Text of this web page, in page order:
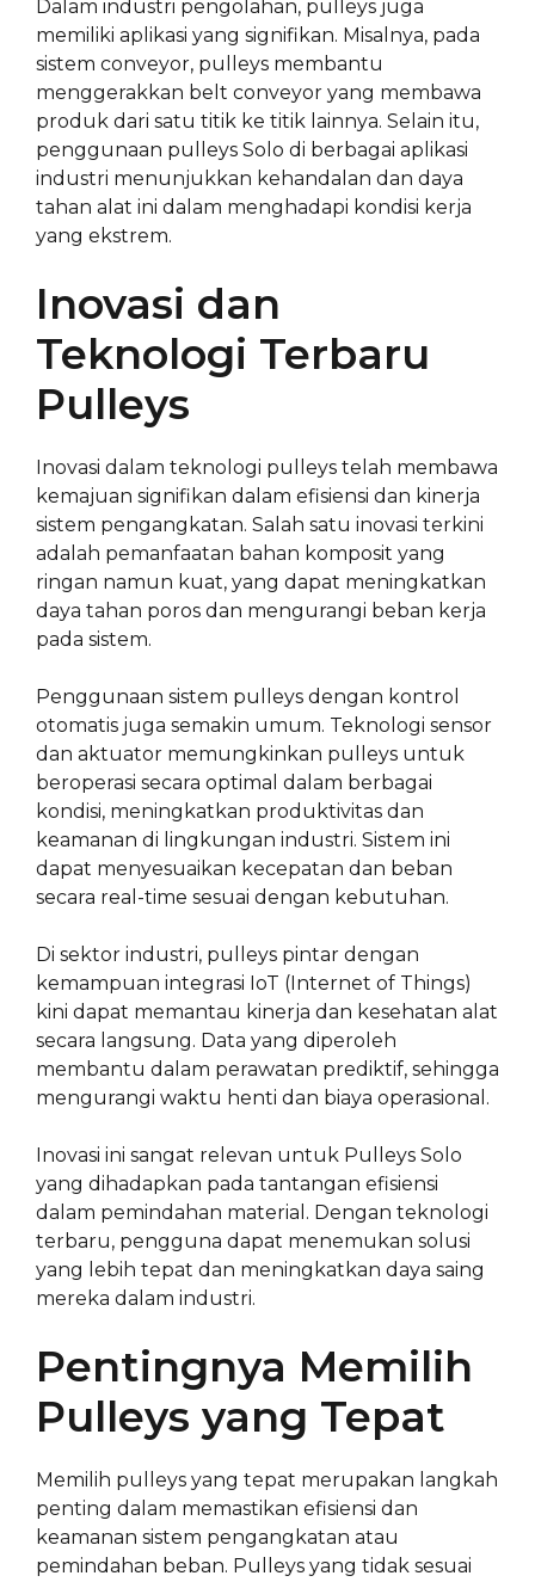
Dalam industri pengolahan, pulleys juga
memiliki aplikasi yang signifikan. Misalnya, pada
sistem conveyor, pulleys membantu
menggerakkan belt conveyor yang membawa
produk dari satu titik ke titik lainnya. Selain itu,
penggunaan pulleys Solo di berbagai aplikasi
industri menunjukkan kehandalan dan daya
tahan alat ini dalam menghadapi kondisi kerja
yang ekstrem.
Inovasi dan
Teknologi Terbaru
Pulleys
Inovasi dalam teknologi pulleys telah membawa
kemajuan signifikan dalam efisiensi dan kinerja
sistem pengangkatan. Salah satu inovasi terkini
adalah pemanfaatan bahan komposit yang
ringan namun kuat, yang dapat meningkatkan
daya tahan poros dan mengurangi beban kerja
pada sistem.
Penggunaan sistem pulleys dengan kontrol
otomatis juga semakin umum. Teknologi sensor
dan aktuator memungkinkan pulleys untuk
beroperasi secara optimal dalam berbagai
kondisi, meningkatkan produktivitas dan
keamanan di lingkungan industri. Sistem ini
dapat menyesuaikan kecepatan dan beban
secara real-time sesuai dengan kebutuhan.
Di sektor industri, pulleys pintar dengan
kemampuan integrasi IoT (Internet of Things)
kini dapat memantau kinerja dan kesehatan alat
secara langsung. Data yang diperoleh
membantu dalam perawatan prediktif, sehingga
mengurangi waktu henti dan biaya operasional.
Inovasi ini sangat relevan untuk Pulleys Solo
yang dihadapkan pada tantangan efisiensi
dalam pemindahan material. Dengan teknologi
terbaru, pengguna dapat menemukan solusi
yang lebih tepat dan meningkatkan daya saing
mereka dalam industri.
Pentingnya Memilih
Pulleys yang Tepat
Memilih pulleys yang tepat merupakan langkah
penting dalam memastikan efisiensi dan
keamanan sistem pengangkatan atau
pemindahan beban. Pulleys yang tidak sesuai